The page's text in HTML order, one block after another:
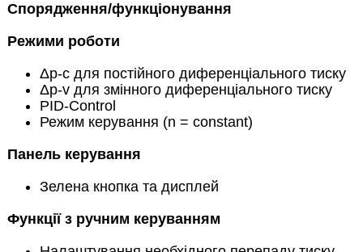
Спорядження/функціонування
Режими роботи
Δp-c для постійного диференціального тиску
Δp-v для змінного диференціального тиску
PID-Control
Режим керування (n = constant)
Панель керування
Зелена кнопка та дисплей
Функції з ручним керуванням